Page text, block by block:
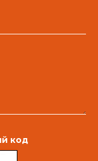
код